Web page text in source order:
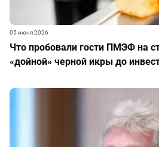
Что пробовали гости ПМЭФ на
«дойной» черной икры до
05 июня 2026